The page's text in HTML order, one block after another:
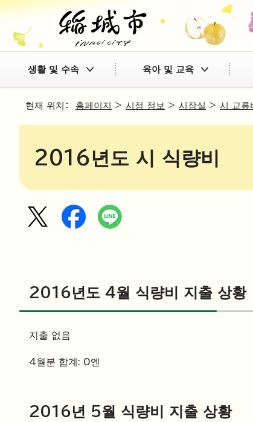
생활 및 수속 육아 및 교육
현재 위치： 홈페이지 > 시정 정보 > 시장실 > 시 교류
2016년도 시 식량비
2016년도 4월 식량비 지출 상황
지출 없음
4월분 합계: 0엔
2016년 5월 식량비 지출 상황